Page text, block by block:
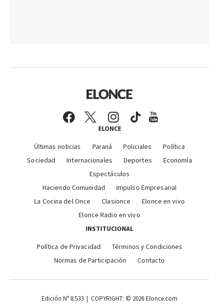
ELONCE
Últimas noticias Paraná Policiales
Política
Sociedad
Internacionales Deportes
Economía
Espectáculos
Haciendo Comunidad
Impulso Empresarial
La Cocina del Once
Clasionce
Elonce en vivo
Elonce Radio en vivo
INSTITUCIONAL
Política de Privacidad
Términos y Condiciones
Normas de Participación
Contacto
Edición N° 8.533 | COPYRIGHT: © 2026 Elonce.com